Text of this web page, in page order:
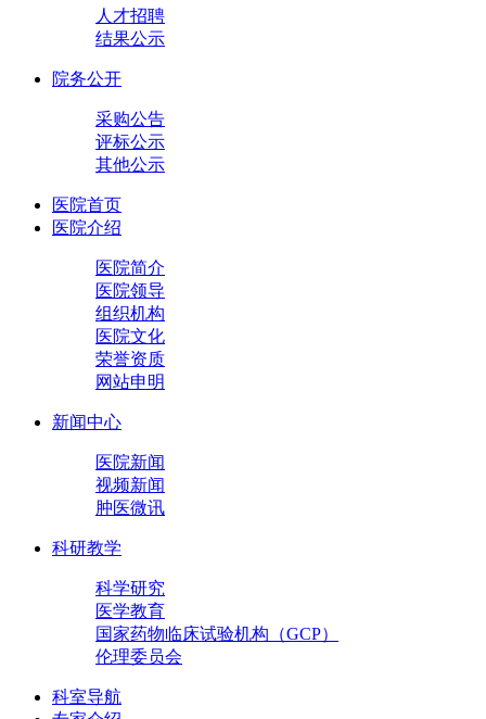
人才招聘
结果公示
院务公开
采购公告
评标公示
其他公示
医院首页
医院介绍
医院简介
医院领导
组织机构
医院文化
荣誉资质
网站申明
新闻中心
医院新闻
视频新闻
肿医微讯
科研教学
科学研究
医学教育
国家药物临床试验机构（GCP）
伦理委员会
科室导航